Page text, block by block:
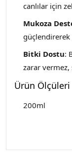
canlılar için
Mukoza
güçlendirerek
Bitki Dostu:
zarar vermez,
Ürün Ölçüleri
200ml